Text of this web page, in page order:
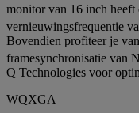
monitor van 16 inch heeft
vernieuwingsfrequentie
Bovendien profiteer je
framesynchronisatie van
Q Technologies voor
WQXGA